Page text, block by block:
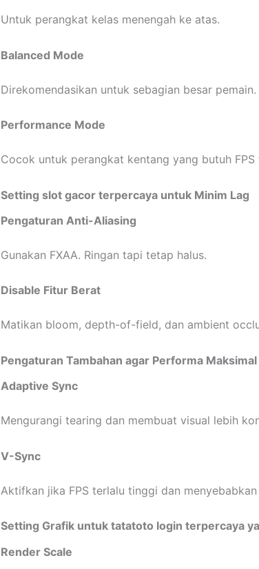
Untuk perangkat kelas menengah ke atas.
Balanced Mode
Direkomendasikan untuk sebagian besar pemain.
Performance Mode
Cocok untuk perangkat kentang yang butuh FPS
Setting slot gacor terpercaya untuk Minim Lag
Pengaturan Anti-Aliasing
Gunakan FXAA. Ringan tapi tetap halus.
Disable Fitur Berat
Matikan bloom, depth-of-field, dan ambient
Pengaturan Tambahan agar Performa Maksimal
Adaptive Sync
Mengurangi tearing dan membuat visual lebih
V-Sync
Aktifkan jika FPS terlalu tinggi dan
Setting Grafik untuk tatatoto login terpercaya
Render Scale